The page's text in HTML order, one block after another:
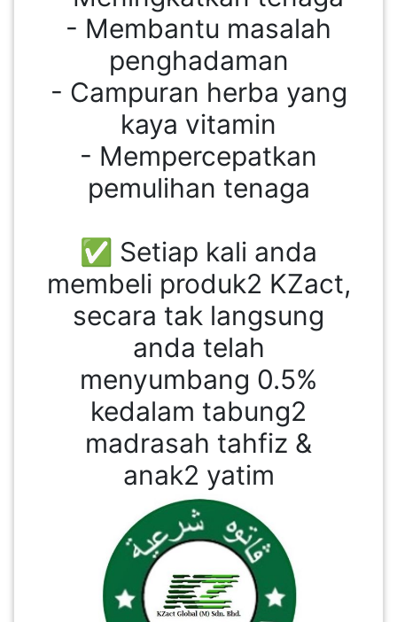
- Membantu masalah
penghadaman
- Campuran herba yang
kaya vitamin
- Mempercepatkan
pemulihan tenaga
✅ Setiap kali anda
membeli produk2 KZact,
secara tak langsung
anda telah
menyumbang 0.5%
kedalam tabung2
madrasah tahfiz &
anak2 yatim
PUTRAJAYA(9)
MALAYSIA(82)
INDONESIA(1)
SINGAPORE(0)